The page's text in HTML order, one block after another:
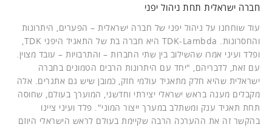
חברה ישראלית תחת ניהול יפני
עוד שוחחנו על ניהול יפני של חברה ישראלית – הפערים, היתרונות
ופלד ועיני אמרו שהשילוב בין שתי החברות – והתרבויות – עובד מצוין.
עם זאת, לדבריהם, "יחד עם היתרונות הרבים הטמונים בחברה
ישראלית שהיא חלק מתאגיד עולמי חזק, כמובן שיש גם אתגרים. אלה
מקבלים מענה בראש ישראלי יצירתי וחדשני, המוערך בעולם, שחוסה
תחת תאגיד ענק ומשתלב במערך ייצור המוני". פלד ועיני ציינו
בהקשר זה את ההערכה הרבה שקיימת בעולם לראש הישראלי היוזם